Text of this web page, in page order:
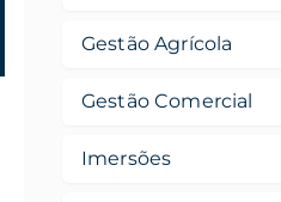
Gestão Agrícola
Gestão Comercial
Imersões